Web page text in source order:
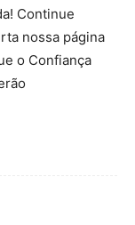
Continue
nossa página
o Confiança